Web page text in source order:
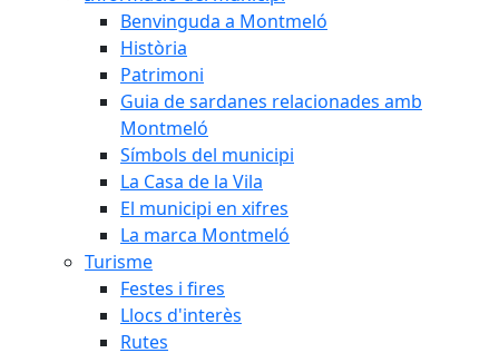
Benvinguda a Montmeló
Història
Patrimoni
Guia de sardanes relacionades amb
Montmeló
Símbols del municipi
La Casa de la Vila
El municipi en xifres
La marca Montmeló
Turisme
Festes i fires
Llocs d'interès
Rutes